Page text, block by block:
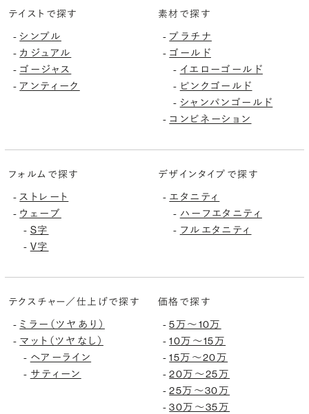
テイストで探す
- シンプル
- カジュアル
- ゴージャス
- アンティーク
素材で探す
- プラチナ
- ゴールド
- イエローゴールド
- ピンクゴールド
- シャンパンゴールド
- コンビネーション
フォルムで探す
-ストレート
- ウェーブ
- S字
- V字
デザインタイプで探す
- エタニティ
- ハーフエタニティ
- フルエタニティ
テクスチャー／仕上げで探す
- ミラー（ツヤあり）
- マット（ツヤなし）
- ヘアーライン
- サティーン
価格で探す
-5万〜10万
-10万〜15万
-15万〜20万
-20万〜25万
-25万〜30万
-30万〜35万